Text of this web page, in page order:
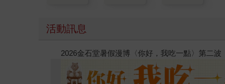
活動訊息
春光ｘ奇幻基地｜全書系展